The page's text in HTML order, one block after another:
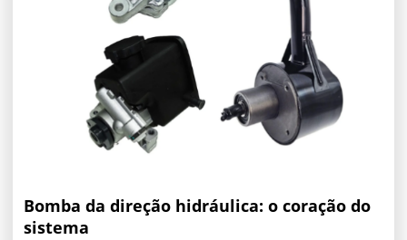
Bomba da direção hidráulica: o coração do
sistema